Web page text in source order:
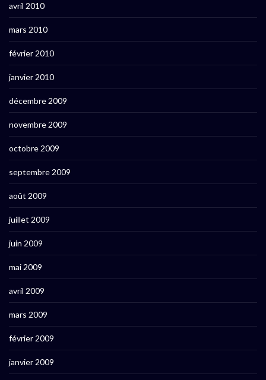
avril 2010
mars 2010
février 2010
janvier 2010
décembre 2009
novembre 2009
octobre 2009
septembre 2009
août 2009
juillet 2009
juin 2009
mai 2009
avril 2009
mars 2009
février 2009
janvier 2009